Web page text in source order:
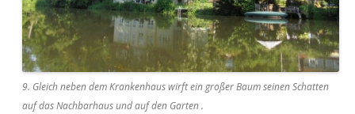
9. Gleich neben dem Krankenhaus wirft ein großer Baum seinen Schatten
auf das Nachbarhaus und auf den Garten .